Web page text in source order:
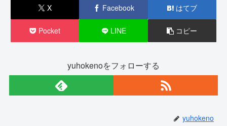
X Facebook はてブ
Pocket LINE コピー
yuhokenoをフォローする
yuhokeno